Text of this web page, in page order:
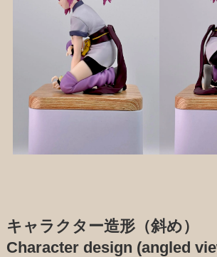
キャラクター造形（斜め）
Character design (angled